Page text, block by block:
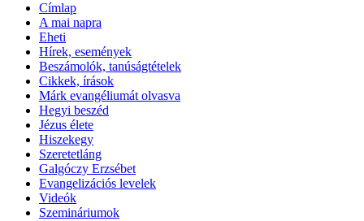
Címlap
A mai napra
Eheti
Hírek, események
Beszámolók, tanúságtételek
Cikkek, írások
Márk evangéliumát olvasva
Hegyi beszéd
Jézus élete
Hiszekegy
Szeretetláng
Galgóczy Erzsébet
Evangelizációs levelek
Videók
Szemináriumok